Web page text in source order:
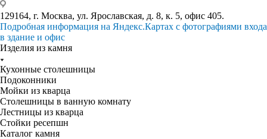
129164, г. Москва, ул. Ярославская, д. 8, к. 5, офис 405.
Подробная информация на Яндекс.Картах с фотографиями входа
в здание и офис
Изделия из камня
Кухонные столешницы
Подоконники
Мойки из кварца
Столешницы в ванную комнату
Лестницы из кварца
Стойки ресепшн
Каталог камня